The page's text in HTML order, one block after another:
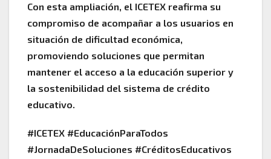
Con esta ampliación, el ICETEX reafirma su
compromiso de acompañar a los usuarios en
situación de dificultad económica,
promoviendo soluciones que permitan
mantener el acceso a la educación superior y
la sostenibilidad del sistema de crédito
educativo.
#ICETEX #EducaciónParaTodos
#JornadaDeSoluciones #CréditosEducativos